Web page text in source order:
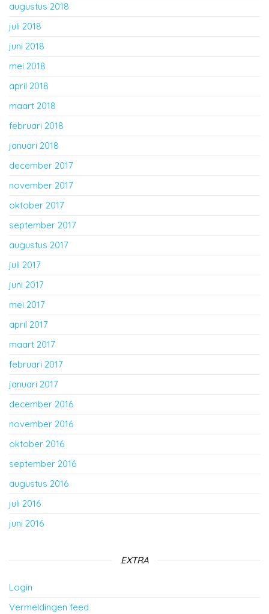
augustus 2018
juli 2018
juni 2018
mei 2018
april 2018
maart 2018
februari 2018
januari 2018
december 2017
november 2017
oktober 2017
september 2017
augustus 2017
juli 2017
juni 2017
mei 2017
april 2017
maart 2017
februari 2017
januari 2017
december 2016
november 2016
oktober 2016
september 2016
augustus 2016
juli 2016
juni 2016
EXTRA
Login
Vermeldingen feed